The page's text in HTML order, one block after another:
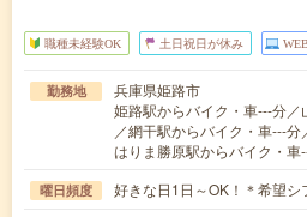
職種未経験OK 土日祝日が休み
勤務地
兵庫県姫路市
姫路駅からバイク・車---分
／網干駅からバイク・車---
はりま勝原駅からバイク・車
曜日頻度 好きな日1日～OK！＊希望シ